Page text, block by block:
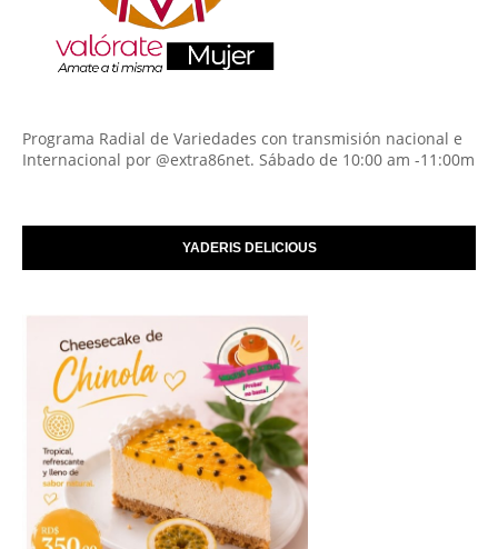
Programa Radial de Variedades con transmisión nacional e
Internacional por @extra86net. Sábado de 10:00 am -11:00m
YADERIS DELICIOUS